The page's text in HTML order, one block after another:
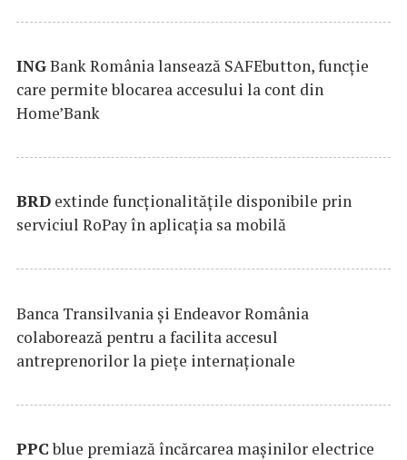
INGBank România lansează SAFEbutton, funcţie
care permite blocarea accesului la cont din
Home’Bank
BRD extinde funcţionalităţile disponibile prin
serviciul RoPay în aplicaţia sa mobilă
Banca Transilvania şi Endeavor România
colaborează pentru a facilita accesul
antreprenorilor la pieţe internaţionale
PPCblue premiază încărcarea maşinilor electrice